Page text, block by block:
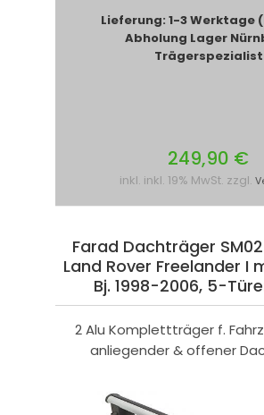
Lieferung: 1-3 Werktage
Abholung Lager
Trägerspezialist
249,90 €
inkl. inkl. 19% MwSt. zzgl.
Farad Dachträger SM02
Land Rover Freelander I
Bj. 1998-2006, 5-
2 Alu Komplettträger f.
anliegender & offener